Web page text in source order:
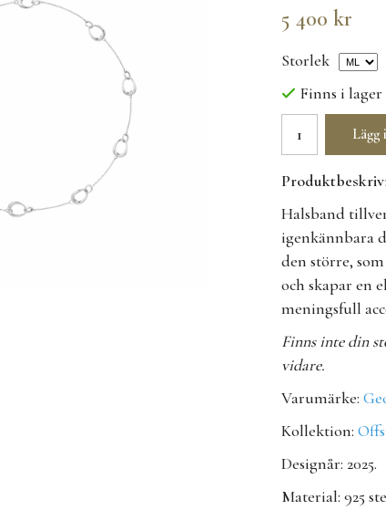
5 400 kr
Storlek
Finns i
Halsband
igenkännbara
den större,
och skapar en
meningsfull
Finns inte din
vidare.
Varumärke:
Kollektion:
Designår: 2025.
Material: 925